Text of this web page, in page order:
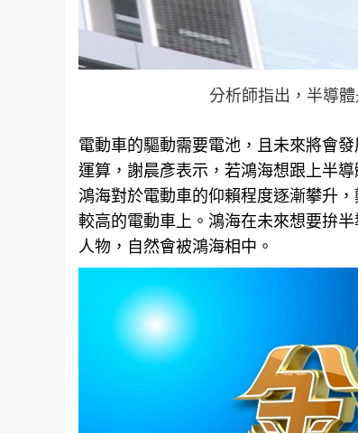
分析師指出，半導
電動車的驅動需要電池，且未來將會
運算，謝晨彥表示，若鴻海想跟上半
鴻海對於電動車的仰賴程度逐漸攀升
較高的電動車上。鴻海在未來想要拚
人物，自然會被鴻海相中。